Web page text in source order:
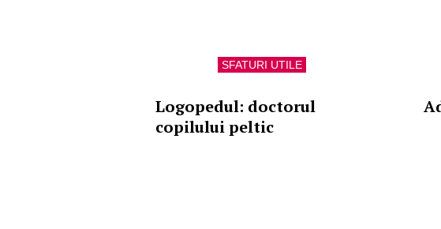
SFATURI UTILE
Logopedul: doctorul
copilului peltic